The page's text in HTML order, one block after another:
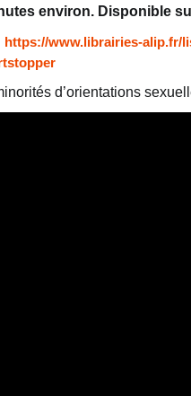
environ. Disponible
https://www.librairies-alip.fr/
d’orientations